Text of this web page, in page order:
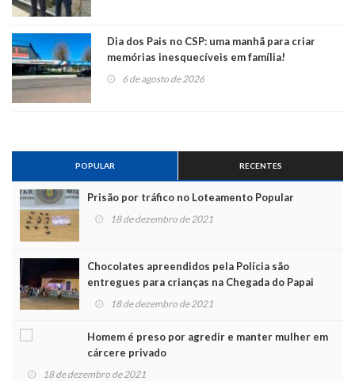
Dia dos Pais no CSP: uma manhã para criar
memórias inesquecíveis em família!
6 de agosto de 2026
POPULAR RECENTES
Prisão por tráfico no Loteamento Popular
18 de dezembro de 2021
Chocolates apreendidos pela Polícia são
entregues para crianças na Chegada do Papai
Noel
18 de dezembro de 2021
Homem é preso por agredir e manter mulher em
cárcere privado
18 de dezembro de 2021